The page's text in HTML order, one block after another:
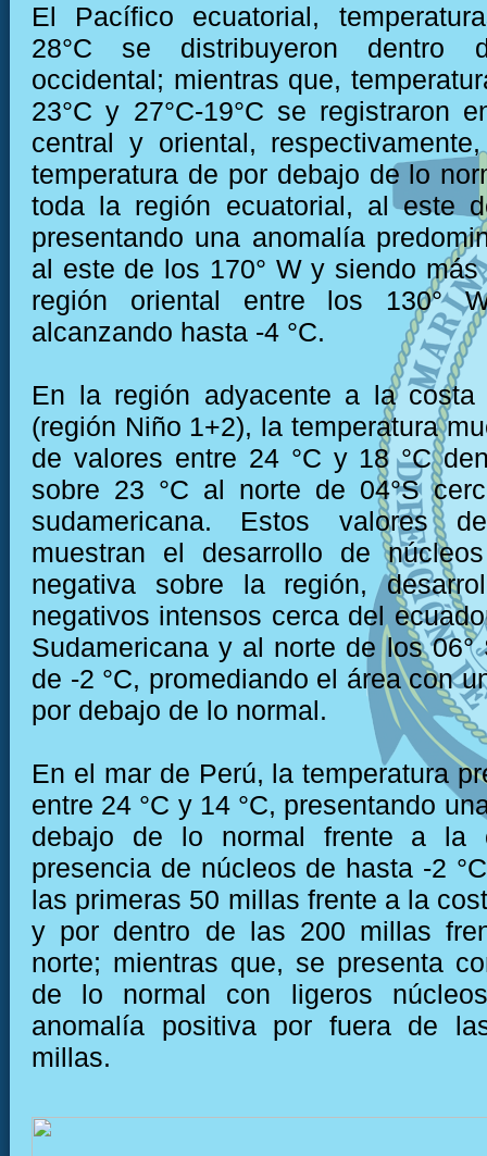
El Pacífico ecuatorial,
28°C se distribuyeron dentro
occidental; mientras que,
23°C y 27°C-19°C se registraron
central y oriental,
temperatura de por debajo de lo
toda la región ecuatorial, al este
presentando una anomalía
al este de los 170° W y siendo
región oriental entre los 130°
alcanzando hasta -4 °C.
En la región adyacente a la costa
(región Niño 1+2), la temperatura
de valores entre 24 °C y 18 °C
sobre 23 °C al norte de 04°S
sudamericana. Estos valores
muestran el desarrollo de
negativa sobre la región,
negativos intensos cerca del
Sudamericana y al norte de los 06°
de -2 °C, promediando el área con
por debajo de lo normal.
En el mar de Perú, la temperatura
entre 24 °C y 14 °C, presentando
debajo de lo normal frente a la
presencia de núcleos de hasta -2
las primeras 50 millas frente a la
y por dentro de las 200 millas
norte; mientras que, se presenta
de lo normal con ligeros
anomalía positiva por fuera de
millas.